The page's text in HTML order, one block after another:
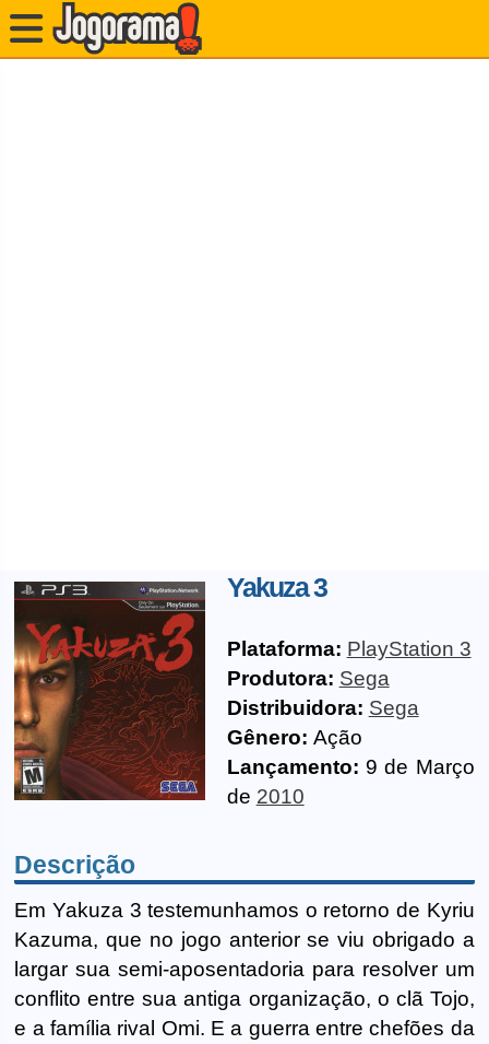
Yakuza 3
Plataforma: PlayStation 3
Produtora: Sega
Distribuidora: Sega
Gênero: Ação
Lançamento: 9 de Março
de 2010
Descrição
Em Yakuza 3 testemunhamos o retorno de Kyriu
Kazuma, que no jogo anterior se viu obrigado a
largar sua semi-aposentadoria para resolver um
conflito entre sua antiga organização, o clã Tojo,
e a família rival Omi. E a guerra entre chefões da